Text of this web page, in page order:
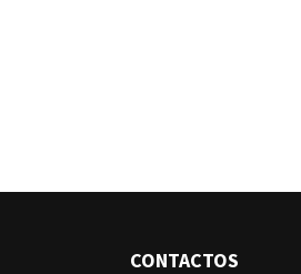
CONTACTOS